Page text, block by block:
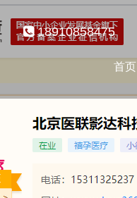
18910858475
首页